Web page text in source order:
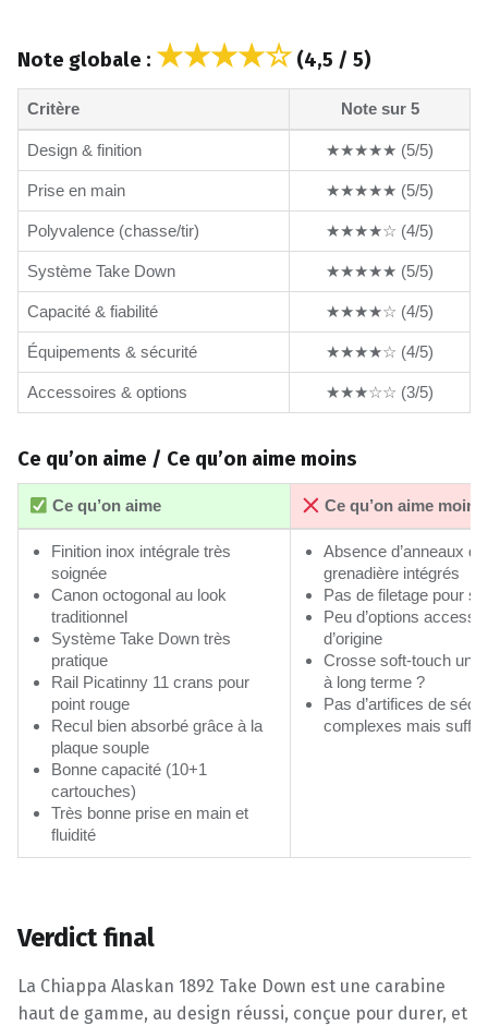
Note globale : ★★★★☆(4,5 / 5)
Critère Note sur 5
Design & finition ★★★★★ (5/5)
Prise en main ★★★★★ (5/5)
Polyvalence (chasse/tir) ★★★★☆ (4/5)
Système Take Down ★★★★★ (5/5)
Capacité & fiabilité ★★★★☆ (4/5)
Équipements & sécurité ★★★★☆ (4/5)
Accessoires & options ★★★☆☆ (3/5)
Ce qu’on aime / Ce qu’on aime moins
Ce qu’on aime Ce qu’on aime moins
Finition inox intégrale très
soignée
Canon octogonal au look
traditionnel
Système Take Down très
pratique
Rail Picatinny 11 crans pour
point rouge
Recul bien absorbé grâce à la
plaque souple
Bonne capacité (10+1
cartouches)
Très bonne prise en main et
fluidité
Absence d’anneaux de
grenadière intégrés
Pas de filetage pour
Peu d’options
d’origine
Crosse soft-touch un
à long terme ?
Pas d’artifices de
complexes mais
Verdict final
La Chiappa Alaskan 1892 Take Down est une carabine
haut de gamme, au design réussi, conçue pour durer, et